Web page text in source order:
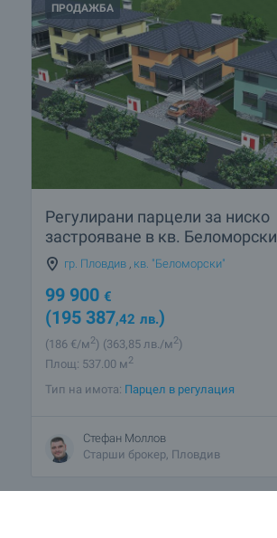
ПРОДАЖБА
Регулирани парцели за ниско
застрояване в кв. Беломорски
гр. Пловдив кв. "Беломорски"
99 900 €
(195 387,42 лв.)
(186 €/м2) (363 ,85 лв./м2)
Площ: 537.00 м2
Тип на имота: Парцел в регулация
Стефан Моллов
Старши брокер, Пловдив